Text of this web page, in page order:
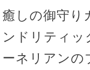
癒しの御守
ンドリティッ
ーネリアン